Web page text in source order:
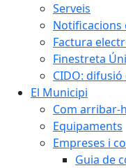
Serveis
Notificacions
Factura
Finestreta
CIDO:
El Municipi
Com arribar-
Equipaments
Empreses i
Guia de